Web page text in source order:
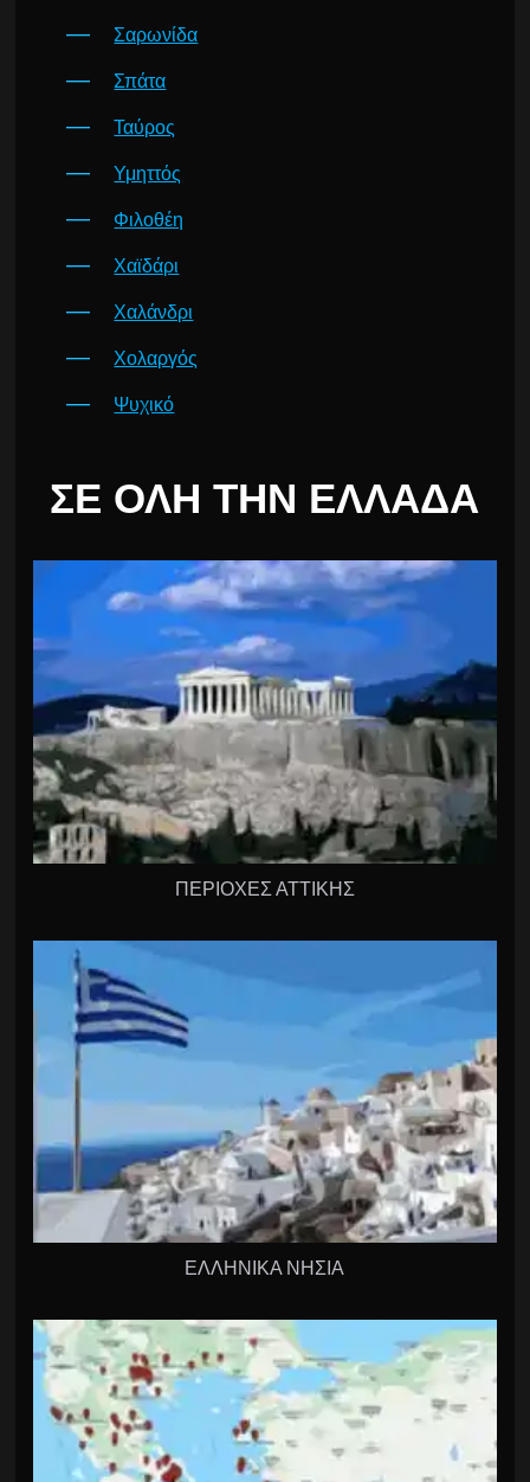
Σαρωνίδα
Σπάτα
Ταύρος
Υμηττός
Φιλοθέη
Χαϊδάρι
Χαλάνδρι
Χολαργός
Ψυχικό
ΣΕ ΌΛΗ ΤΗΝ ΕΛΛΆΔΑ
ΠΕΡΙΟΧΕΣ ΑΤΤΙΚΗΣ
ΕΛΛΗΝΙΚΑ ΝΗΣΙΑ